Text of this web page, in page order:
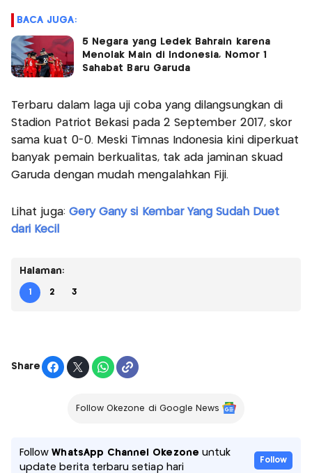
BACA JUGA:
5 Negara yang Ledek Bahrain karena
Menolak Main di Indonesia, Nomor 1
Sahabat Baru Garuda
Terbaru dalam laga uji coba yang dilangsungkan di
Stadion Patriot Bekasi pada 2 September 2017, skor
sama kuat 0-0. Meski Timnas Indonesia kini diperkuat
banyak pemain berkualitas, tak ada jaminan skuad
Garuda dengan mudah mengalahkan Fiji.
Lihat juga: Gery Gany si Kembar Yang Sudah Duet
dari Kecil
Halaman:
1 2 3
Share
Follow Okezone di Google News
FollowWhatsApp Channel Okezone untuk
update berita terbaru setiap hari
Follow